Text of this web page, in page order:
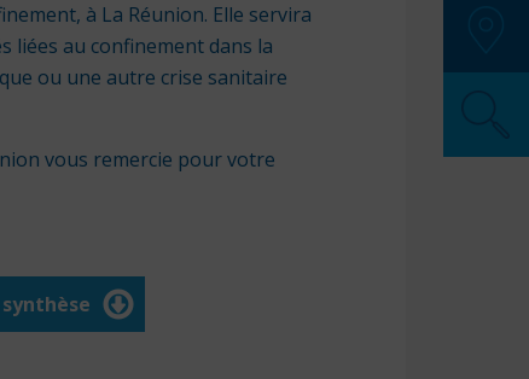
à La Réunion. Elle servira
liées au confinement dans la
ou une autre crise sanitaire
vous remercie pour votre